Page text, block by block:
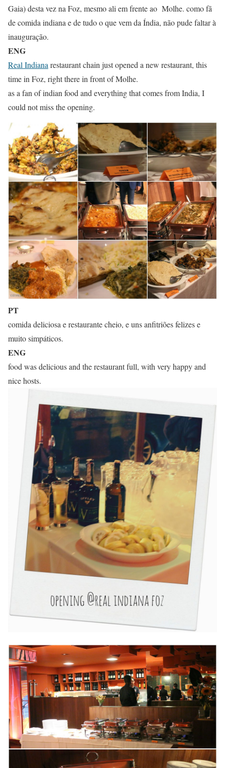
Gaia) desta vez na Foz, mesmo ali em frente ao Molhe. como fã
de comida indiana e de tudo o que vem da Índia, não pude faltar à
inauguração.
ENG
Real Indiana restaurant chain just opened a new restaurant, this
time in Foz, right there in front of Molhe.
as a fan of indian food and everything that comes from India, I
could not miss the opening.
PT
comida deliciosa e restaurante cheio, e uns anfitriões felizes e
muito simpáticos.
ENG
food was delicious and the restaurant full, with very happy and
nice hosts.